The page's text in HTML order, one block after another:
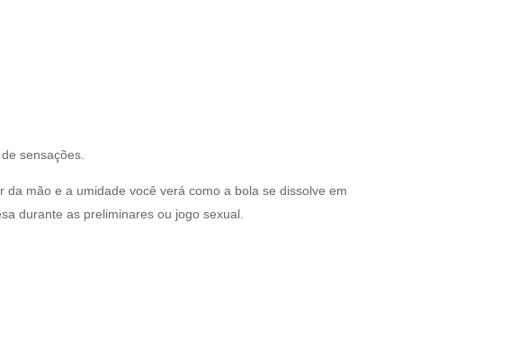
sensações.
mão e a umidade você verá como a bola se dissolve em
durante as preliminares ou jogo sexual.